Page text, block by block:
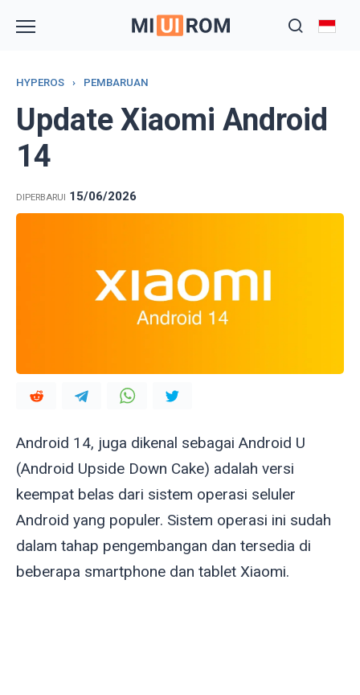
HYPEROS › PEMBARUAN
Update Xiaomi Android
14
DIPERBARUI 15/06/2026
Android 14, juga dikenal sebagai Android U
(Android Upside Down Cake) adalah versi
keempat belas dari sistem operasi seluler
Android yang populer. Sistem operasi ini sudah
dalam tahap pengembangan dan tersedia di
beberapa smartphone dan tablet Xiaomi.